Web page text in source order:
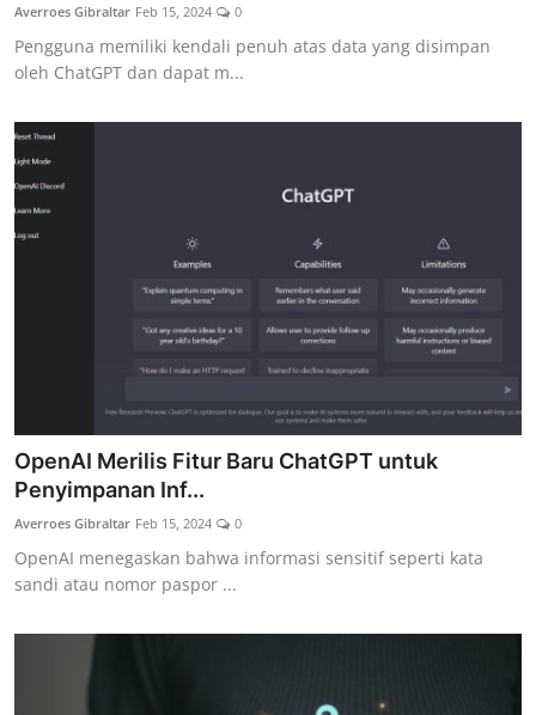
Averroes Gibraltar Feb 15, 2024 0
Pengguna memiliki kendali penuh atas data yang disimpan
oleh ChatGPT dan dapat m...
OpenAI Merilis Fitur Baru ChatGPT untuk
Penyimpanan Inf...
Averroes Gibraltar Feb 15, 2024 0
OpenAI menegaskan bahwa informasi sensitif seperti kata
sandi atau nomor paspor ...